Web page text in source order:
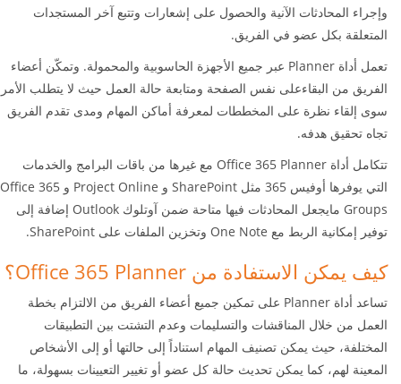
وإجراء المحادثات الآنية والحصول على إشعارات وتتبع آخر المستجدات
المتعلقة بكل عضو في الفريق.
تعمل أداة Planner عبر جميع الأجهزة الحاسوبية والمحمولة. وتمكّن أعضاء
الفريق من البقاءعلى نفس الصفحة ومتابعة حالة العمل حيث لا يتطلب الأمر
سوى إلقاء نظرة على المخططات لمعرفة أماكن المهام ومدى تقدم الفريق
تجاه تحقيق هدفه.
تتكامل أداة Office 365 Planner مع غيرها من باقات البرامج والخدمات
التي يوفرها أوفيس 365 مثل SharePoint و Project Online و Office 365
Groups مايجعل المحادثات فيها متاحة ضمن آوتلوك Outlook إضافة إلى
توفير إمكانية الربط مع One Note وتخزين الملفات على SharePoint.
كيف يمكن الاستفادة من Office 365 Planner؟
تساعد أداة Planner على تمكين جميع أعضاء الفريق من الالتزام بخطة
العمل من خلال المناقشات والتسليمات وعدم التشتت بين التطبيقات
المختلفة، حيث يمكن تصنيف المهام استناداً إلى حالتها أو إلى الأشخاص
المعينة لهم، كما يمكن تحديث حالة كل عضو أو تغيير التعيينات بسهولة، ما